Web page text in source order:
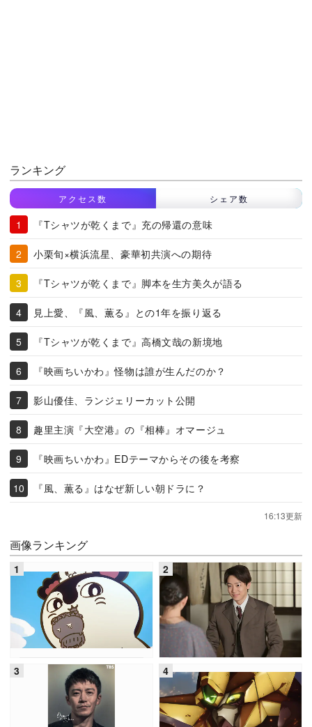
ランキング
アクセス数 シェア数
『Tシャツが乾くまで』充の帰還の意味
小栗旬×横浜流星、豪華初共演への期待
『Tシャツが乾くまで』脚本を生方美久が語る
見上愛、『風、薫る』との1年を振り返る
『Tシャツが乾くまで』高橋文哉の新境地
『映画ちいかわ』怪物は誰が生んだのか？
影山優佳、ランジェリーカット公開
趣里主演『大空港』の『相棒』オマージュ
『映画ちいかわ』EDテーマからその後を考察
『風、薫る』はなぜ新しい朝ドラに？
16:13更新
画像ランキング